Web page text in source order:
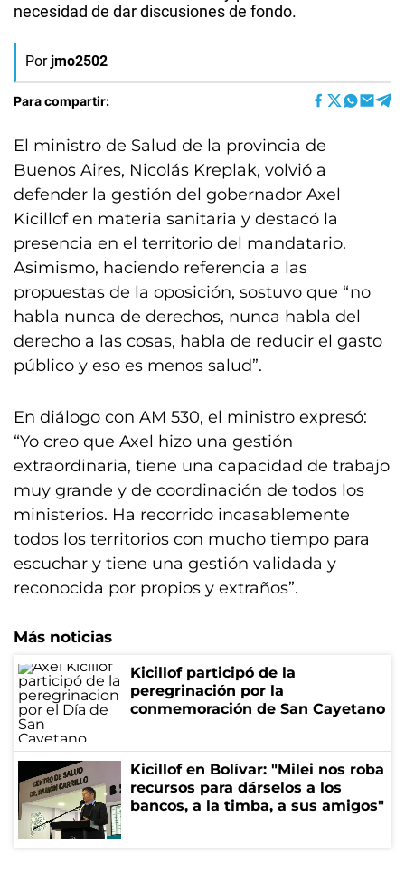
necesidad de dar discusiones de fondo.
Por jmo2502
Para compartir:
El ministro de Salud de la provincia de
Buenos Aires, Nicolás Kreplak, volvió a
defender la gestión del gobernador Axel
Kicillof en materia sanitaria y destacó la
presencia en el territorio del mandatario.
Asimismo, haciendo referencia a las
propuestas de la oposición, sostuvo que “no
habla nunca de derechos, nunca habla del
derecho a las cosas, habla de reducir el gasto
público y eso es menos salud”.
En diálogo con AM 530, el ministro expresó:
“Yo creo que Axel hizo una gestión
extraordinaria, tiene una capacidad de trabajo
muy grande y de coordinación de todos los
ministerios. Ha recorrido incasablemente
todos los territorios con mucho tiempo para
escuchar y tiene una gestión validada y
reconocida por propios y extraños”.
Más noticias
Kicillof participó de la
peregrinación por la
conmemoración de San Cayetano
Kicillof en Bolívar: "Milei nos roba
recursos para dárselos a los
bancos, a la timba, a sus amigos"